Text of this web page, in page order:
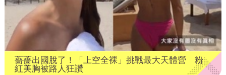
薔薔出國脫了！「上空全裸」挑戰最大天體營 粉
紅美胸被路人狂讚